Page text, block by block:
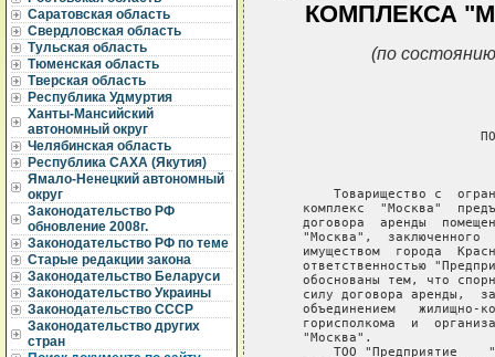
Саратовская область
Свердловская область
Тульская область
Тюменская область
Тверская область
Республика Удмуртия
Ханты-Мансийский
автономный округ
Челябинская область
Республика САХА (Якутия)
Ямало-Ненецкий автономный
округ
Законодательство РФ
обновление 2008г.
Законодательство РФ по теме
Старые редакции закона
Законодательство Беларуси
Законодательство Украины
Законодательство СССР
Законодательство других
стран
КОМПЛЕКСА
(по
Товарищество с
комплекс  "Москва"
договора  аренды
"Москва",  заключенного
имуществом  города
ответственностью
обоснованы тем, что
силу договора аренды,
объединением   жилищно-
горисполкома  и
    "Москва".
ТОО "Предприятие